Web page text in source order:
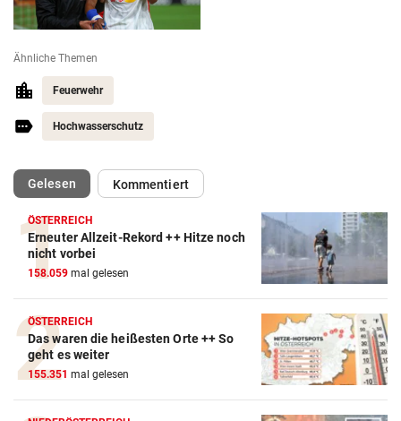
Ähnliche Themen
Feuerwehr
Hochwasserschutz
Gelesen(ausgewählt)Kommentiert
ÖSTERREICH
Erneuter Allzeit-Rekord ++ Hitze noch
nicht vorbei
158.059 mal gelesen
ÖSTERREICH
Das waren die heißesten Orte ++ So
geht es weiter
155.351 mal gelesen